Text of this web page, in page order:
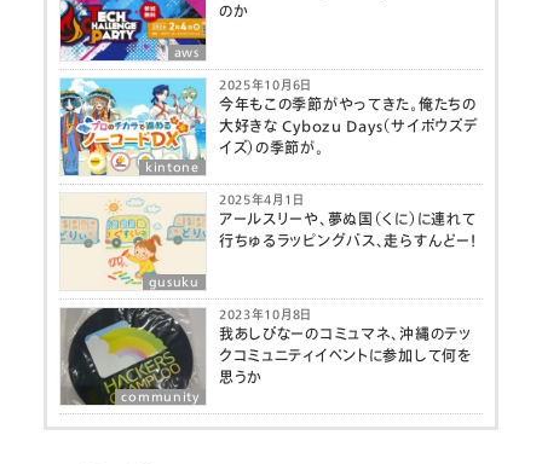
aws
のか
kintone
2025年10月6日
今年もこの季節がやってきた。俺たちの
大好きな Cybozu Days（サイボウズデ
イズ）の季節が。
gusuku
2025年4月1日
アールスリーや、夢ぬ国（くに）に連れて
行ちゅるラッピングバス、走らすんどー！
community
2023年10月8日
我あしびなーのコミュマネ、沖縄のテッ
クコミュニティイベントに参加して何を
思うか